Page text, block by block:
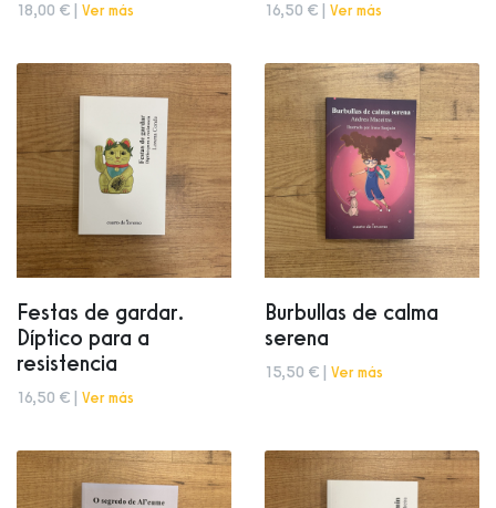
18,00 € | Ver más 16,50 € | Ver más
Festas de gardar.
Díptico para a
resistencia
16,50 € | Ver más
Burbullas de calma
serena
15,50 € | Ver más